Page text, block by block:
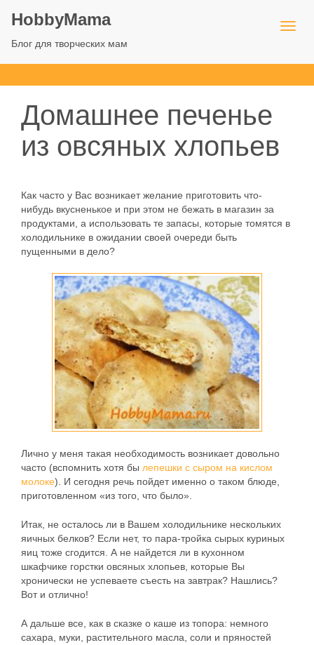
HobbyMama
Блог для творческих мам
Домашнее печенье
из овсяных хлопьев
Как часто у Вас возникает желание приготовить что-
нибудь вкусненькое и при этом не бежать в магазин за
продуктами, а использовать те запасы, которые томятся в
холодильнике в ожидании своей очереди быть
пущенными в дело?
Лично у меня такая необходимость возникает довольно
часто (вспомнить хотя бы лепешки с сыром на кислом
молоке). И сегодня речь пойдет именно о таком блюде,
приготовленном «из того, что было».
Итак, не осталось ли в Вашем холодильнике нескольких
яичных белков? Если нет, то пара-тройка сырых куриных
яиц тоже сгодится. А не найдется ли в кухонном
шкафчике горстки овсяных хлопьев, которые Вы
хронически не успеваете съесть на завтрак? Нашлись?
Вот и отлично!
А дальше все, как в сказке о каше из топора: немного
сахара, муки, растительного масла, соли и пряностей